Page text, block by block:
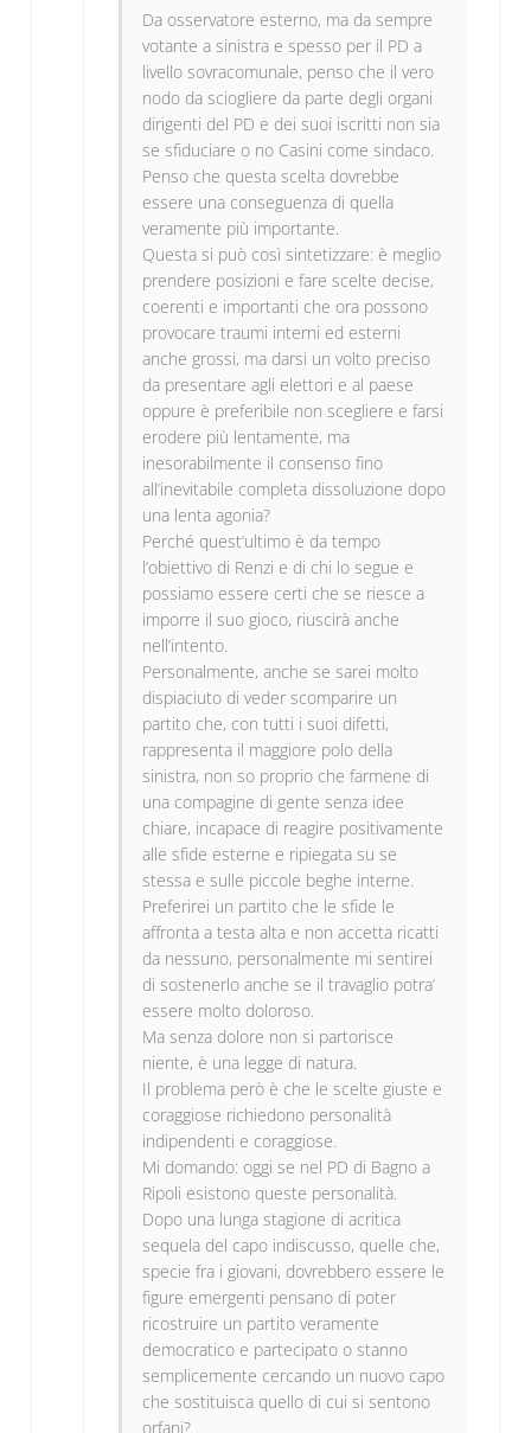
Da osservatore esterno, ma da sempre
votante a sinistra e spesso per il PD a
livello sovracomunale, penso che il vero
nodo da sciogliere da parte degli organi
dirigenti del PD e dei suoi iscritti non sia
se sfiduciare o no Casini come sindaco.
Penso che questa scelta dovrebbe
essere una conseguenza di quella
veramente più importante.
Questa si può così sintetizzare: è meglio
prendere posizioni e fare scelte decise,
coerenti e importanti che ora possono
provocare traumi interni ed esterni
anche grossi, ma darsi un volto preciso
da presentare agli elettori e al paese
oppure è preferibile non scegliere e farsi
erodere più lentamente, ma
inesorabilmente il consenso fino
all’inevitabile completa dissoluzione dopo
una lenta agonia?
Perché quest’ultimo è da tempo
l’obiettivo di Renzi e di chi lo segue e
possiamo essere certi che se riesce a
imporre il suo gioco, riuscirà anche
nell’intento.
Personalmente, anche se sarei molto
dispiaciuto di veder scomparire un
partito che, con tutti i suoi difetti,
rappresenta il maggiore polo della
sinistra, non so proprio che farmene di
una compagine di gente senza idee
chiare, incapace di reagire positivamente
alle sfide esterne e ripiegata su se
stessa e sulle piccole beghe interne.
Preferirei un partito che le sfide le
affronta a testa alta e non accetta ricatti
da nessuno, personalmente mi sentirei
di sostenerlo anche se il travaglio potra’
essere molto doloroso.
Ma senza dolore non si partorisce
niente, è una legge di natura.
Il problema però è che le scelte giuste e
coraggiose richiedono personalità
indipendenti e coraggiose.
Mi domando: oggi se nel PD di Bagno a
Ripoli esistono queste personalità.
Dopo una lunga stagione di acritica
sequela del capo indiscusso, quelle che,
specie fra i giovani, dovrebbero essere le
figure emergenti pensano di poter
ricostruire un partito veramente
democratico e partecipato o stanno
semplicemente cercando un nuovo capo
che sostituisca quello di cui si sentono
orfani?